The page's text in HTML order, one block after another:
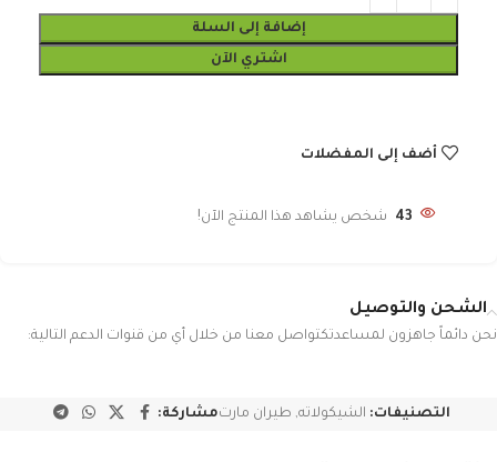
إضافة إلى السلة
اشتري الآن
أضف إلى المفضلات
43 شخص يشاهد هذا المنتج الآن!
الشحن والتوصيل
نحن دائماً جاهزون لمساعدتكتواصل معنا من خلال أي من قنوات الدعم التالية:
التصنيفات: الشيكولاته, طيران مارتمشاركة: